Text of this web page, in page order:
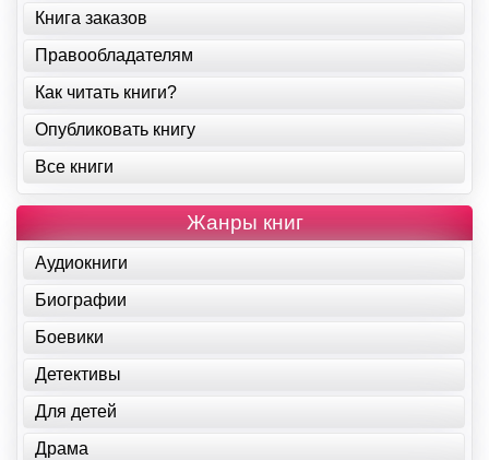
Книга заказов
Правообладателям
Как читать книги?
Опубликовать книгу
Все книги
Жанры книг
Аудиокниги
Биографии
Боевики
Детективы
Для детей
Драма